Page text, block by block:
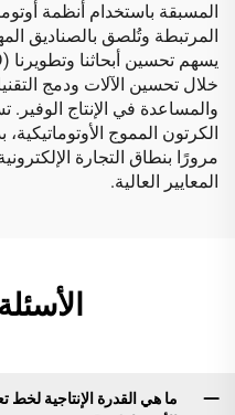
المسبقة باستخدام أنظمة
المرتبطة وتُلصق بالصناديق
خلال تحسين الآلات ودمج
والمساعدة في الإنتاج
الكرتون المموج
مرورًا بنطاق التجارة
المعايير العالية.
ما هي القدرة الإنتاجية لخط